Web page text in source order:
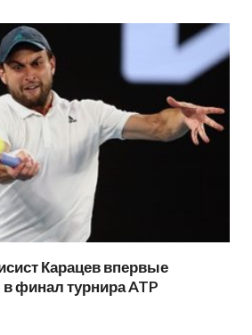
Карацев впервые
финал турнира ATP